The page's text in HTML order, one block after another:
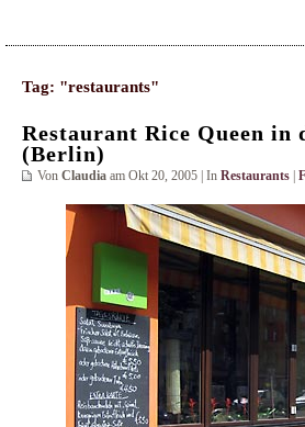
Tag: "restaurants"
Restaurant Rice Queen in
(Berlin)
Von Claudia am Okt 20, 2005 | In Restaurants